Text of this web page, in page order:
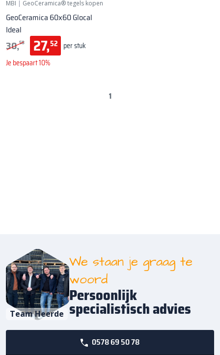
MBI | GeoCeramica® tegels kopen
GeoCeramica 60x60 Glocal
Ideal
30,58 27,52 per stuk
Je bespaart 10%
1
Team Heerde
We staan je graag te
woord
Persoonlijk
specialistisch advies
0578 69 50 78